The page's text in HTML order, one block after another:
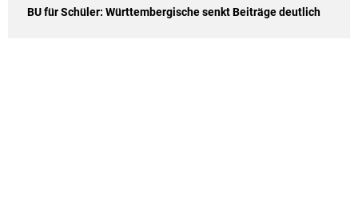
BU für Schüler: Württembergische senkt Beiträge deutlich